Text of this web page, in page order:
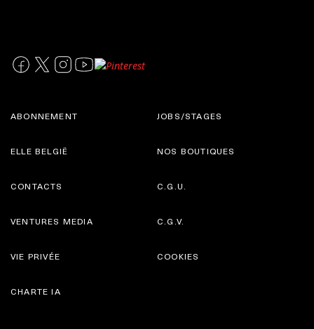
ABONNEMENT
ELLE BELGIË
JOBS/STAGES
NOS BOUTIQUES
CONTACTS
VENTURES MEDIA
C.G.U.
C.G.V.
VIE PRIVÉE
CHARTE IA
COOKIES